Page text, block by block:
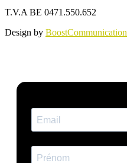
T.V.A BE 0471.550.652
Design by BoostCommunication